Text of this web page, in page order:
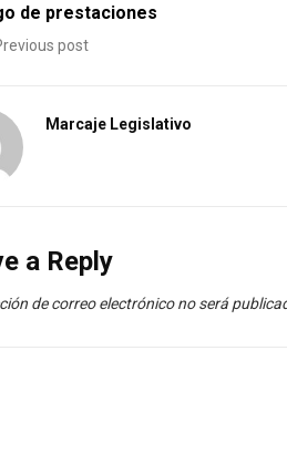
de prestaciones
post
Marcaje Legislativo
a Reply
de correo electrónico no será